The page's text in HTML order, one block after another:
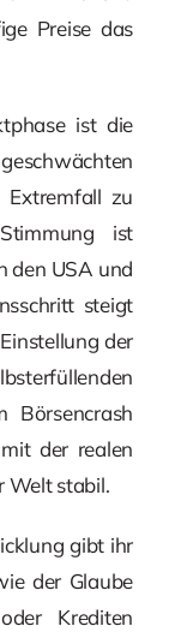
Preise das
ist die
Extremfall zu
ist
den USA und
steigt
der
Börsencrash
der realen
Welt stabil.
gibt ihr
der Glaube
Krediten